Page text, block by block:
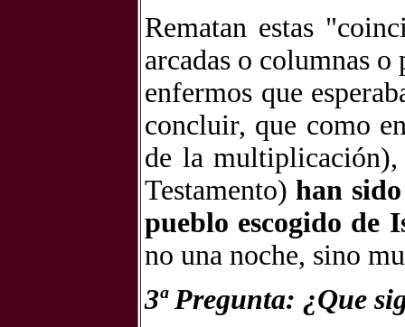
Rematan estas
arcadas o columnas
enfermos que
concluir, que como
de la
Testamento)han
pueblo escogido de
no una noche, sino
3ª Pregunta: ¿Que